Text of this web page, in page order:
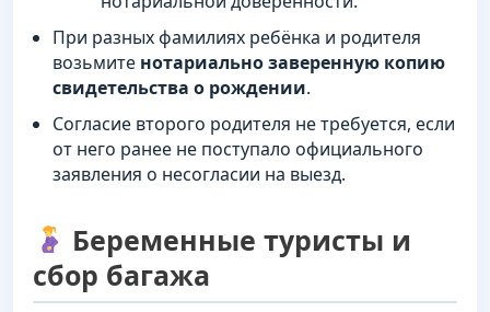
При разных фамилиях ребёнка и родителя
возьмите нотариально заверенную копию
свидетельства о рождении.
Согласие второго родителя не требуется, если
от него ранее не поступало официального
заявления о несогласии на выезд.
Беременные туристы и
сбор багажа